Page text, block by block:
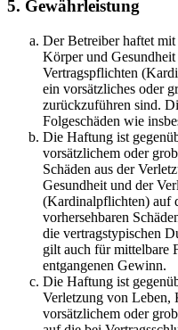
5. Gewährleistung
Der Betreiber haftet
Körper und
Vertragspflichten
ein vorsätzliches oder
zurückzuführen sind.
Folgeschäden wie
Die Haftung ist
vorsätzlichem oder
Schäden aus der
Gesundheit und der
(Kardinalpflichten) auf
vorhersehbaren
die vertragstypischen
gilt auch für mittelbare
entgangenen Gewinn.
Die Haftung ist
Verletzung von Leben,
vorsätzlichem oder